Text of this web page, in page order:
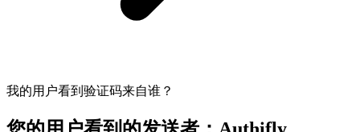
我的用户看到验证码来自谁？